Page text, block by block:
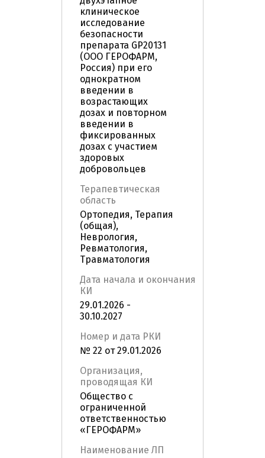
клиническое
исследование
безопасности
препарата GP20131
(ООО ГЕРОФАРМ,
Россия) при его
однократном
введении в
возрастающих
дозах и повторном
введении в
фиксированных
дозах с участием
здоровых
добровольцев
Терапевтическая
область
Ортопедия, Терапия
(общая),
Неврология,
Ревматология,
Травматология
Дата начала и окончания
КИ
29.01.2026 -
30.10.2027
Номер и дата РКИ
№ 22 от 29.01.2026
Организация,
проводящая КИ
Общество с
ограниченной
ответственностью
«ГЕРОФАРМ»
Наименование ЛП